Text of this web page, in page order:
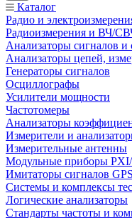
Каталог
Радио и
Радиоизмерения и ВЧ/
Анализаторы сигналов и
Анализаторы цепей,
Генераторы сигналов
Осциллографы
Усилители мощности
Частотомеры
Анализаторы
Измерители и
Измерительные антенны
Модульные приборы
Имитаторы сигналов
Системы и комплексы
Логические анализаторы
Стандарты частоты и